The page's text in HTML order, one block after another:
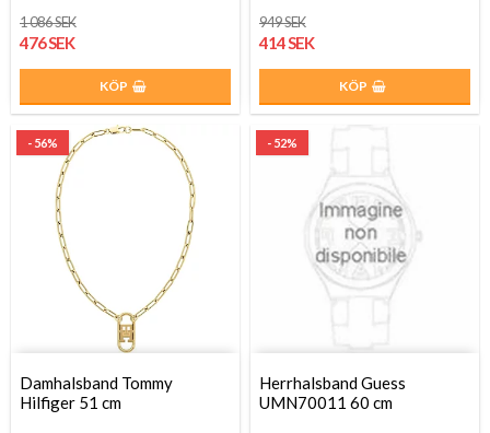
1 086 SEK
476 SEK
KÖP
949 SEK
414 SEK
KÖP
- 56%
Damhalsband Tommy
Hilfiger 51 cm
- 52%
Herrhalsband Guess
UMN70011 60 cm